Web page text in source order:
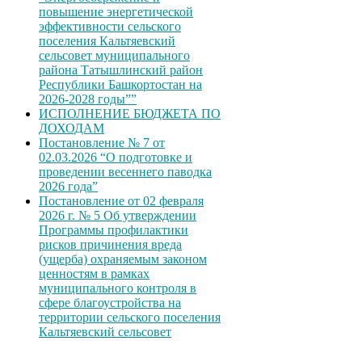
повышение энергетической
эффективности сельского
поселения Кальтяевский
сельсовет муниципального
района Татышлинский район
Республики Башкортостан на
2026-2028 годы””
ИСПОЛНЕНИЕ БЮДЖЕТА ПО
ДОХОДАМ
Постановление № 7 от
02.03.2026 “О подготовке и
проведении весеннего паводка
2026 года”
Постановление от 02 февраля
2026 г. № 5 Об утверждении
Программы профилактики
рисков причинения вреда
(ущерба) охраняемым законом
ценностям в рамках
муниципального контроля в
сфере благоустройства на
территории сельского поселения
Кальтяевский сельсовет